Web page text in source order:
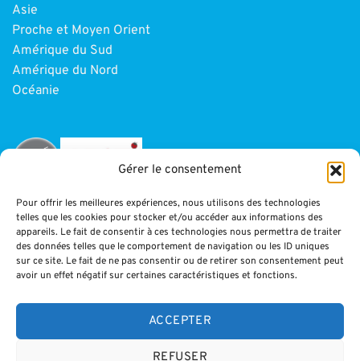
Gérer le consentement
Pour offrir les meilleures expériences, nous utilisons des technologies
telles que les cookies pour stocker et/ou accéder aux informations des
appareils. Le fait de consentir à ces technologies nous permettra de traiter
des données telles que le comportement de navigation ou les ID uniques
sur ce site. Le fait de ne pas consentir ou de retirer son consentement peut
avoir un effet négatif sur certaines caractéristiques et fonctions.
ACCEPTER
REFUSER
Asie
Proche et Moyen Orient
Amérique du Sud
Amérique du Nord
Océanie
INFORMATIONS
Paiement
Mentions légales